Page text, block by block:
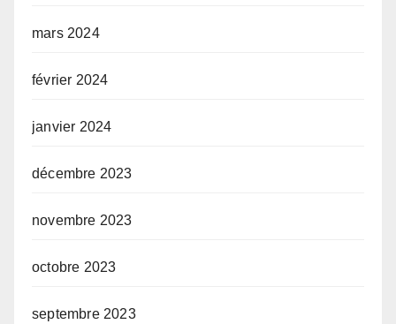
mars 2024
février 2024
janvier 2024
décembre 2023
novembre 2023
octobre 2023
septembre 2023